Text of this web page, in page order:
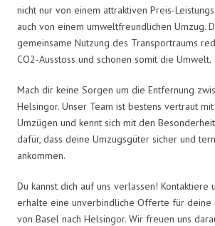
nicht nur von einem attraktiven Preis-
auch von einem umweltfreundlichen Umzug.
gemeinsame Nutzung des Transportraums
CO2-Ausstoss und schonen somit die Umwelt.
Mach dir keine Sorgen um die Entfernung
Helsingor. Unser Team ist bestens vertraut
Umzügen und kennt sich mit den
dafür, dass deine Umzugsgüter sicher und
ankommen.
Du kannst dich auf uns verlassen! Kontaktiere
erhalte eine unverbindliche Offerte für deine
von Basel nach Helsingor. Wir freuen uns